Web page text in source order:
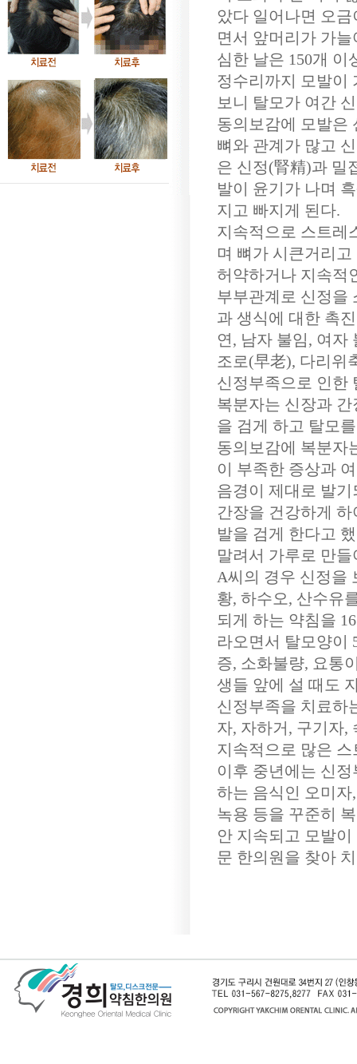
았다 일어나면 오
면서 앞머리가 가
심한 날은 150개 이
정수리까지 모발이
보니 탈모가 여간
동의보감에 모발은
뼈와 관계가 많고
은 신정(腎精)과 밀
발이 윤기가 나며
지고 빠지게 된다.
지속적으로 스트레
며 뼈가 시큰거리
허약하거나 지속적
부부관계로 신정을
과 생식에 대한 촉
연, 남자 불임, 여자
조로(早老), 다리위
신정부족으로 인한
복분자는 신장과
을 검게 하고 탈모
동의보감에 복분자
이 부족한 증상과
음경이 제대로 발
간장을 건강하게
발을 검게 한다고
말려서 가루로 만
A씨의 경우 신정을
황, 하수오, 산수유
되게 하는 약침을
라오면서 탈모양이
증, 소화불량, 요통
생들 앞에 설 때도
신정부족을 치료하
자, 자하거, 구기자,
지속적으로 많은
이후 중년에는 신
하는 음식인 오미자
녹용 등을 꾸준히
안 지속되고 모발
문 한의원을 찾아